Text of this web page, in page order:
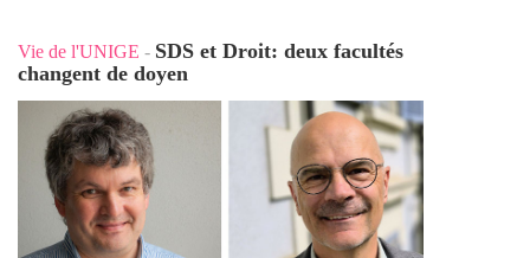
Vie de l'UNIGE - SDS et Droit: deux facultés
changent de doyen